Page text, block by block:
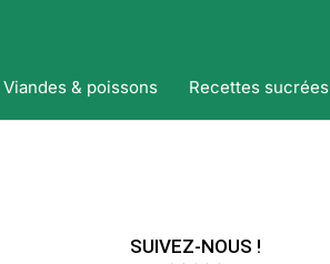
Viandes & poissons Recettes sucrées
SUIVEZ-NOUS !